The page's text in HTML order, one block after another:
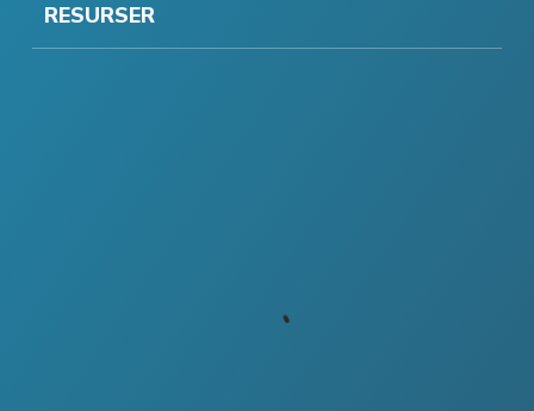
RESURSER